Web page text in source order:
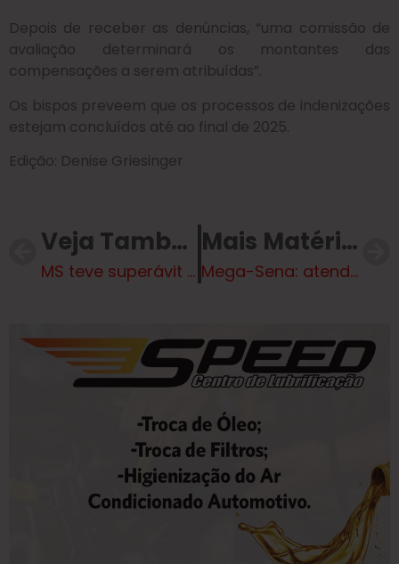
Depois de receber as denúncias, “uma comissão de
avaliação determinará os montantes das
compensações a serem atribuídas”.
Os bispos preveem que os processos de indenizações
estejam concluídos até ao final de 2025.
Edição: Denise Griesinger
Veja Também
MS teve superávit de US$ 7 BI em 2024
Mais Matérias
Mega-Sena: atendente confessa que pegou bilhete premiado e é demitida